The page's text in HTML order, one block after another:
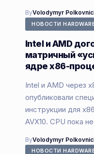
ByVolodymyr
НОВОСТИ
Intel и AMD
матричный
ядре x86-
Intel и AMD через
опубликовали
инструкции для
AVX10. CPU пока
ByVolodymyr
НОВОСТИ